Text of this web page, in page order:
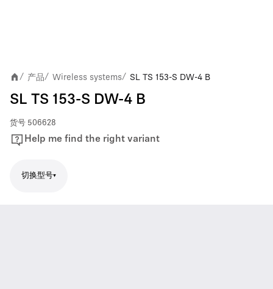
/ 产品/ Wireless systems/ SL TS 153-S DW-4 B
SL TS 153-S DW-4 B
货号 506628
Help me find the right variant
切换型号